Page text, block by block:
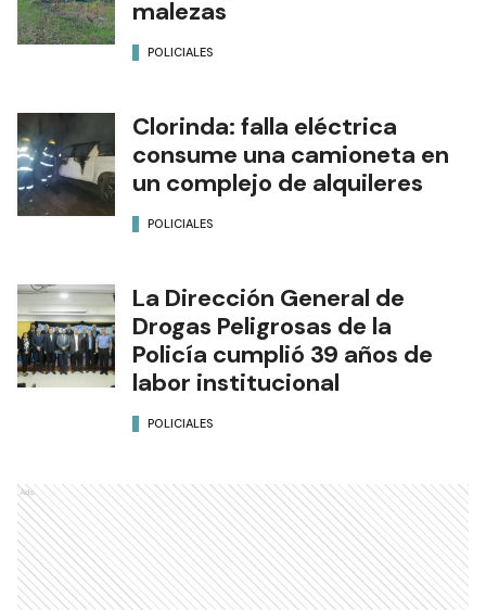
malezas
POLICIALES
Clorinda: falla eléctrica
consume una camioneta en
un complejo de alquileres
POLICIALES
La Dirección General de
Drogas Peligrosas de la
Policía cumplió 39 años de
labor institucional
POLICIALES
Ads